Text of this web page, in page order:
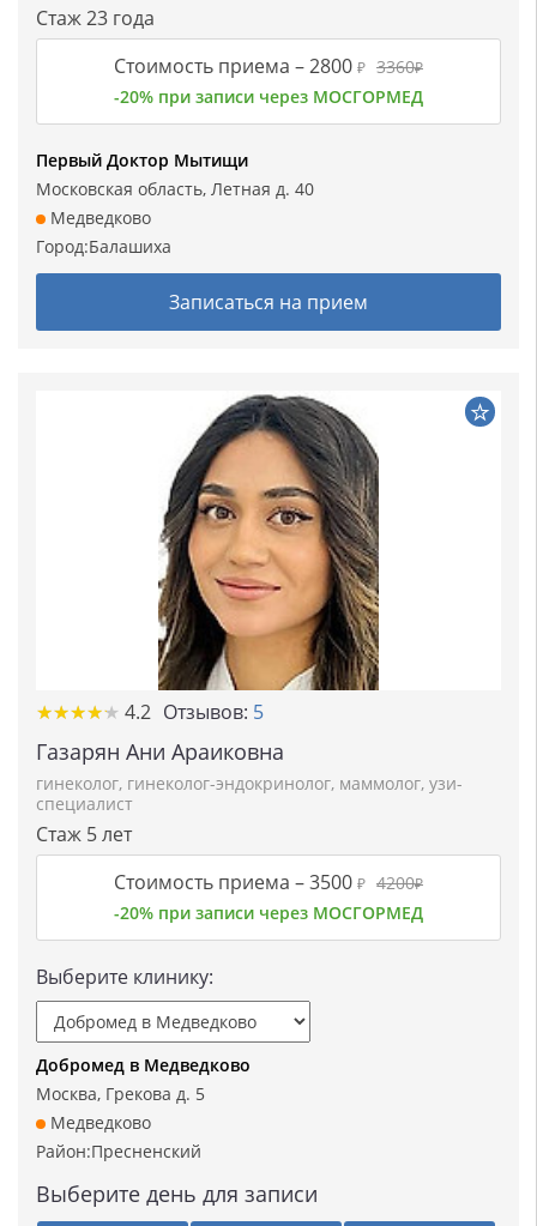
Стаж 23 года
Стоимость приема –2800 ₽ 3360₽
-20% при записи через МОСГОРМЕД
Первый Доктор Мытищи
Московская область, Летная д. 40
Медведково
Город:Балашиха
Записаться на прием
★★★★★
★★★★★ 4.2 Отзывов: 5
Газарян Ани Араиковна
гинеколог, гинеколог-эндокринолог, маммолог, узи-
специалист
Стаж 5 лет
Стоимость приема –3500 ₽ 4200₽
-20% при записи через МОСГОРМЕД
Выберите клинику:
Добромед в Медведково
Москва, Грекова д. 5
Медведково
Район:Пресненский
Выберите день для записи